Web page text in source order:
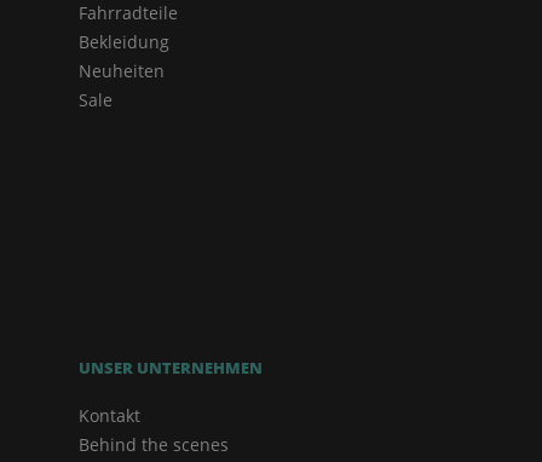
Fahrradteile
Bekleidung
Neuheiten
Sale
UNSER UNTERNEHMEN
Kontakt
Behind the scenes